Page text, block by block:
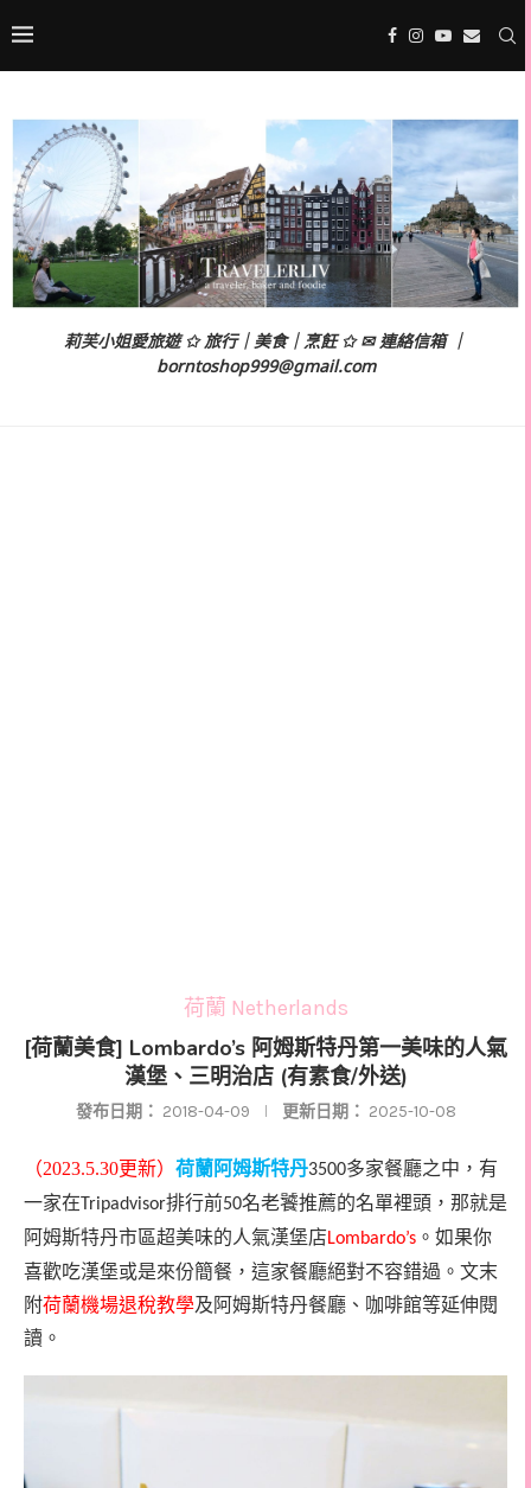
莉芙小姐愛旅遊 ✩ 旅行｜美食｜烹飪 ✩ ✉ 連絡信箱 ｜
borntoshop999@gmail.com
荷蘭 Netherlands
[荷蘭美食] Lombardo’s 阿姆斯特丹第一美味的人氣
漢堡、三明治店 (有素食/外送)
發布日期： 2018-04-09 更新日期： 2025-10-08
（2023.5.30更新） 荷蘭阿姆斯特丹3500多家餐廳之中，有
一家在 Tripadvisor排行前50名老饕推薦的名單裡頭，那就是
阿姆斯特丹市區超美味的人氣漢堡店Lombardo’s 。如果你
喜歡吃漢堡或是來份簡餐，這家餐廳絕對不容錯過。文末
附荷蘭機場退稅教學及阿姆斯特丹餐廳、咖啡館等延伸閱
讀。